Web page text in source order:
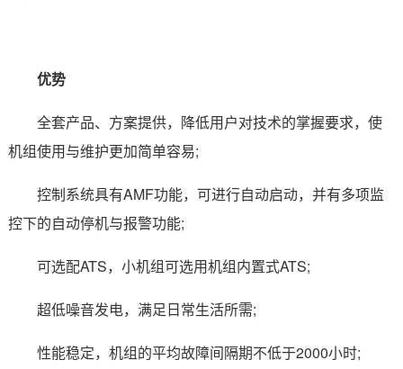
优势
全套产品、方案提供，降低用户对技术的掌握要求，使
机组使用与维护更加简单容易;
控制系统具有AMF功能，可进行自动启动，并有多项监
控下的自动停机与报警功能;
可选配ATS，小机组可选用机组内置式ATS;
超低噪音发电，满足日常生活所需;
性能稳定，机组的平均故障间隔期不低于2000小时;